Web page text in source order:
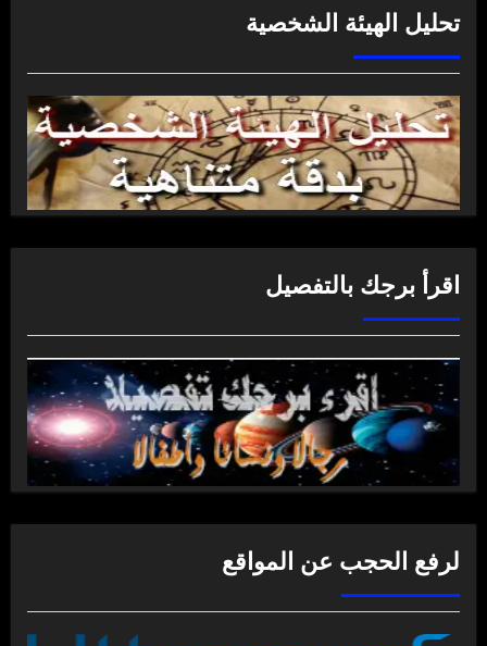
تحليل الهيئة الشخصية
اقرأ برجك بالتفصيل
لرفع الحجب عن المواقع